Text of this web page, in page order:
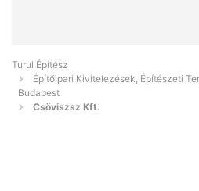
Turul Építész
Építőipari Kivitelezések, Építészeti
Budapest
Csöviszsz Kft.